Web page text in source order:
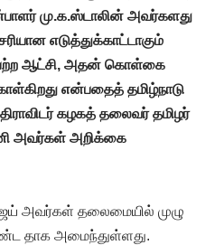
மு.க.ஸ்டாலின் அவர்களது
எடுத்துக்காட்டாகும்
ஆட்சி, அதன் கொள்கை
என்பதைத் தமிழ்நாடு
திராவிடர் கழகத் தலைவர் தமிழர்
அவர்கள் அறிக்கை
அவர்கள் தலைமையில் முழு
தாக அமைந்துள்ளது.